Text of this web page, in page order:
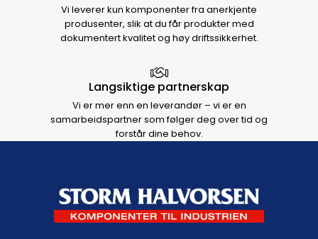
Vi leverer kun komponenter fra anerkjente
produsenter, slik at du får produkter med
dokumentert kvalitet og høy driftssikkerhet.
Langsiktige partnerskap
Vi er mer enn en leverandør – vi er en
samarbeidspartner som følger deg over tid og
forstår dine behov.
Footer navigation